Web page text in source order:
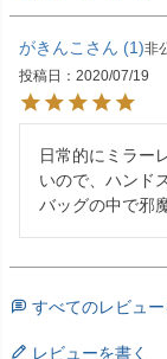
がきんこ 1 非
投稿日
2020/07/19
日常的にミラー
いので、ハンド
バッグの中で邪
すべてのレビュー
レビューを書く